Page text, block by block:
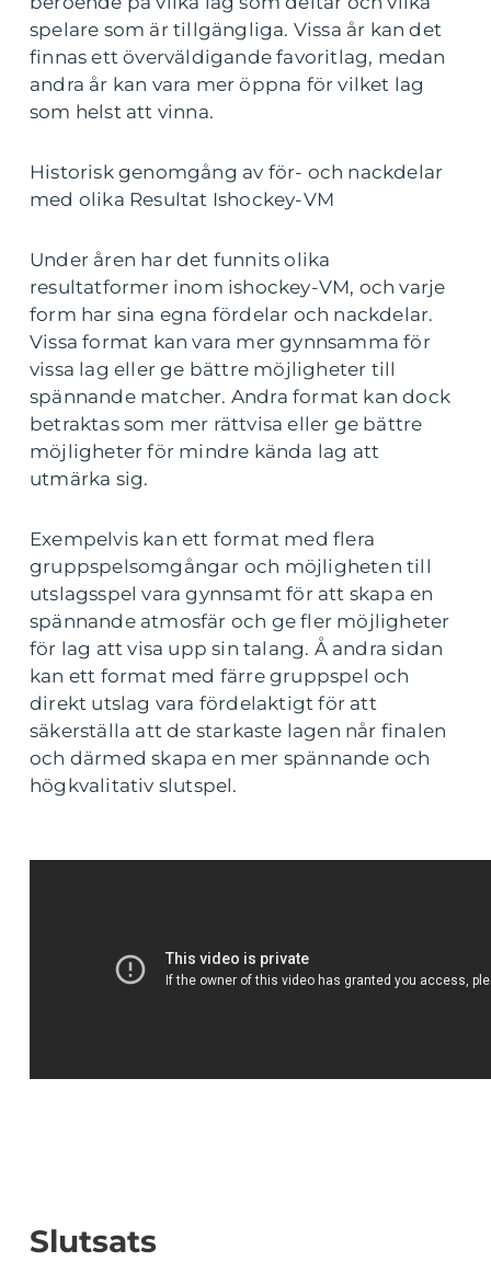
spelare som är tillgängliga. Vissa år kan det
finnas ett överväldigande favoritlag, medan
andra år kan vara mer öppna för vilket lag
som helst att vinna.
Historisk genomgång av för- och nackdelar
med olika Resultat Ishockey-VM
Under åren har det funnits olika
resultatformer inom ishockey-VM, och varje
form har sina egna fördelar och nackdelar.
Vissa format kan vara mer gynnsamma för
vissa lag eller ge bättre möjligheter till
spännande matcher. Andra format kan dock
betraktas som mer rättvisa eller ge bättre
möjligheter för mindre kända lag att
utmärka sig.
Exempelvis kan ett format med flera
gruppspelsomgångar och möjligheten till
utslagsspel vara gynnsamt för att skapa en
spännande atmosfär och ge fler möjligheter
för lag att visa upp sin talang. Å andra sidan
kan ett format med färre gruppspel och
direkt utslag vara fördelaktigt för att
säkerställa att de starkaste lagen når finalen
och därmed skapa en mer spännande och
högkvalitativ slutspel.
Slutsats